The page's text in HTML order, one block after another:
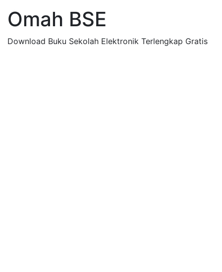
Omah BSE
Download Buku Sekolah Elektronik Terlengkap Gratis